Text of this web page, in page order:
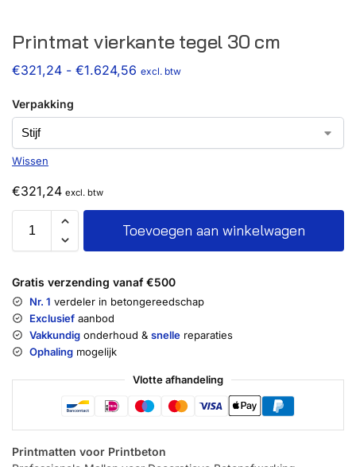
Printmat vierkante tegel 30 cm
€321,24 - €1.624,56 excl. btw
Verpakking
Wissen
€321,24 excl. btw
Toevoegen aan winkelwagen
Gratis verzending vanaf €500
Nr. 1 verdeler in betongereedschap
Exclusief aanbod
Vakkundig onderhoud & snelle reparaties
Ophaling mogelijk
Vlotte afhandeling
Printmatten voor Printbeton